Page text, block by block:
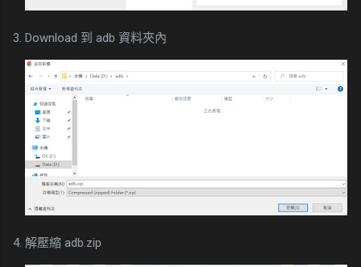
3. Download 到 adb 資料夾內
4. 解壓縮 adb.zip